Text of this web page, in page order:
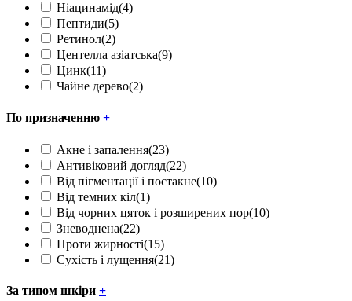
Ніацинамід(4)
Пептиди(5)
Ретинол(2)
Центелла азіатська(9)
Цинк(11)
Чайне дерево(2)
По призначенню +
Акне і запалення(23)
Антивіковий догляд(22)
Від пігментації і постакне(10)
Від темних кіл(1)
Від чорних цяток і розширених пор(10)
Зневоднена(22)
Проти жирності(15)
Сухість і лущення(21)
За типом шкіри +